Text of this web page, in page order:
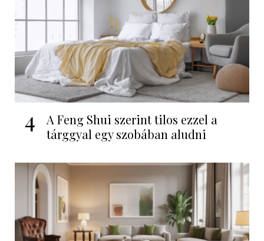
4
A Feng Shui szerint tilos ezzel a
tárggyal egy szobában aludni